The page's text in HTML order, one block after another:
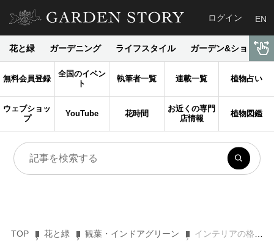
ログイン EN
花と緑 ガーデニング ライフスタイル ガーデン&ショップ
無料会員登録
全国のイベン
ト
執筆者一覧 連載一覧 植物占い
ウェブショッ
プ
YouTube 花時間
お近くの専門
店情報
植物図鑑
TOP 花と緑 観葉・インドアグリーン インテリアの格を上げたいなら観葉植物【オーガスタ】が超おすすめ！ 育て方と魅力を徹底解説